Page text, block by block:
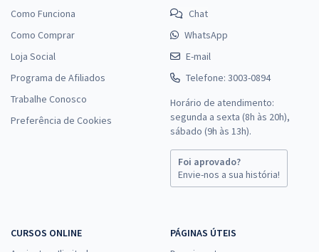
Como Funciona
Como Comprar
Loja Social
Programa de Afiliados
Trabalhe Conosco
Preferência de Cookies
Chat
WhatsApp
E-mail
Telefone: 3003-0894
Horário de atendimento:
segunda a sexta (8h às 20h),
sábado (9h às 13h).
Foi aprovado?
Envie-nos a sua história!
CURSOS ONLINE
PÁGINAS ÚTEIS